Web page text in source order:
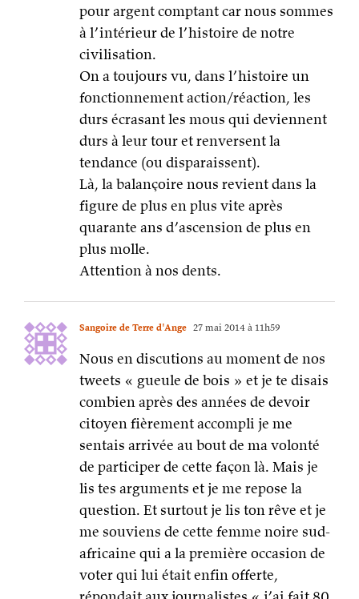
durs à leur tour et renversent la
tendance (ou disparaissent).
Là, la balançoire nous revient dans la
figure de plus en plus vite après
quarante ans d’ascension de plus en
plus molle.
Attention à nos dents.
Sangoire de Terre d'Ange 27 mai 2014 à 11h59
Nous en discutions au moment de nos
tweets « gueule de bois » et je te disais
combien après des années de devoir
de participer de cette façon là. Mais je
lis tes arguments et je me repose la
question. Et surtout je lis ton rêve et je
me souviens de cette femme noire sud-
africaine qui a la première occasion de
voter qui lui était enfin offerte,
répondait aux journalistes « j’ai fait 80
km à pied pour venir voter, je ne
comprends pas que chez vous certains
ne le fassent pas »
#firstworldproblem donc ?